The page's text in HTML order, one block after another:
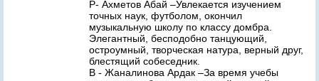
Р- Ахметов Абай –Увлекается изучением
точных наук, футболом, окончил
музыкальную школу по классу домбра.
Элегантный, бесподобно танцующий,
остроумный, творческая натура, верный друг,
блестящий собеседник.
В - Жаналинова Ардак –За время учебы